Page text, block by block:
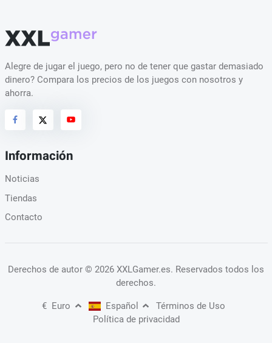
Alegre de jugar el juego, pero no de tener que gastar demasiado
dinero? Compara los precios de los juegos con nosotros y
ahorra.
Información
Noticias
Tiendas
Contacto
Derechos de autor © 2026 XXLGamer.es. Reservados todos los
derechos.
€ Euro Español
Términos de Uso
Política de privacidad